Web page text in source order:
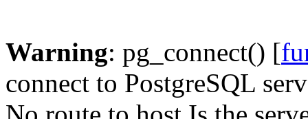
Warning: pg_connect() [
connect to PostgreSQL